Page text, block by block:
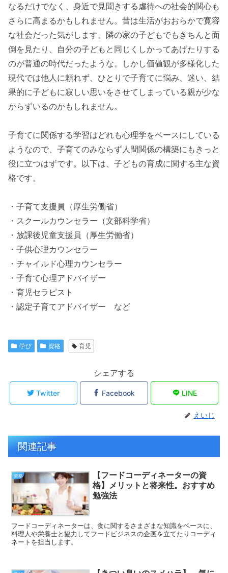
なるだけでなく、身近で見聞きする虐待への社会的関心も
さらに高まるかもしれません。昔は生活がおおらかで寛容
な社会だった気がします。隣の家の子どもでもきちんと面
倒を見たり、自分の子どもと同じくしかってあげたりする
のが普通の時代だったような。しかし価値観が多様化した
現代では他人に頼れず、ひとりで子育てに悩み、迷い、結
果的に子どもに寂しい思いをさせてしまっている親が少な
からずいるのかもしれません。
子育てに関係する学習はどれも心理学をベースにしている
ようなので、子育てのみならず人間関係の構築にもきっと
役に立つはずです。以下は、子どもの育成に関する主な資
格です。
・子育て支援員（厚生労働省）
・スクールカウンセラー（文部科学省）
・放課後児童支援員（厚生労働省）
・子供心理カウンセラー
・チャイルド心理カウンセラー
・子育て心理アドバイザー
・育児セラピスト
・認定子育てアドバイザー など
学び 資格 育児
シェアする
Twitter Facebook LINE
えいじ
関連記事
資格
【フードコーディネーターの資
格】メリットと将来性。おすすめ
勉強法
フードコーディネーターは、食に関するさまざまな知識をベースに、
料理人や栄養士と協力してフードビジネスの企画を立てたりコーディ
ネートを担当します。